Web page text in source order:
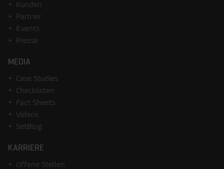
Kunden
Partner
Events
Presse
MEDIA
Case Studies
Checklisten
Fact Sheets
Videos
SetBlog
KARRIERE
Offene Stellen